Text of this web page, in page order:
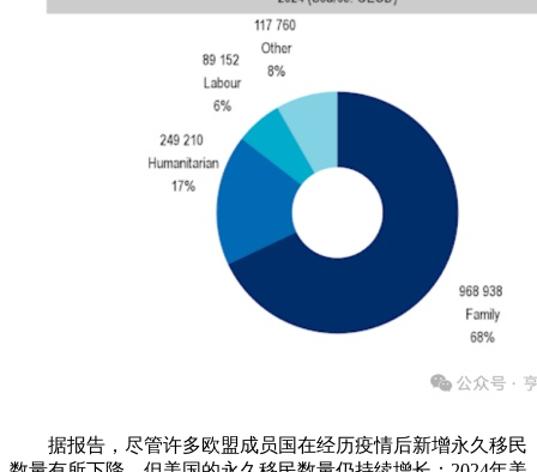
据报告，尽管许多欧盟成员国在经历疫情后新增永久移民